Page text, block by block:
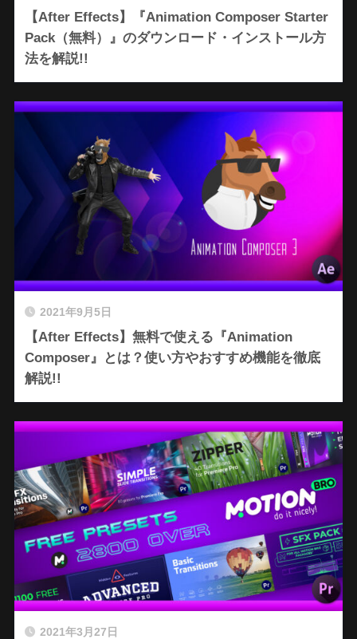
【After Effects】『Animation Composer Starter
Pack（無料）』のダウンロード・インストール方
法を解説!!
2021年9月5日
【After Effects】無料で使える『Animation
Composer』とは？使い方やおすすめ機能を徹底
解説!!
2021年3月27日